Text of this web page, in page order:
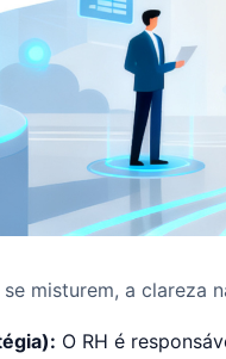
misturem, a clareza
O RH é